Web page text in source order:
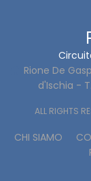
Rione De
d'Ischia -
ALL RIGHTS
CHI SIAMO